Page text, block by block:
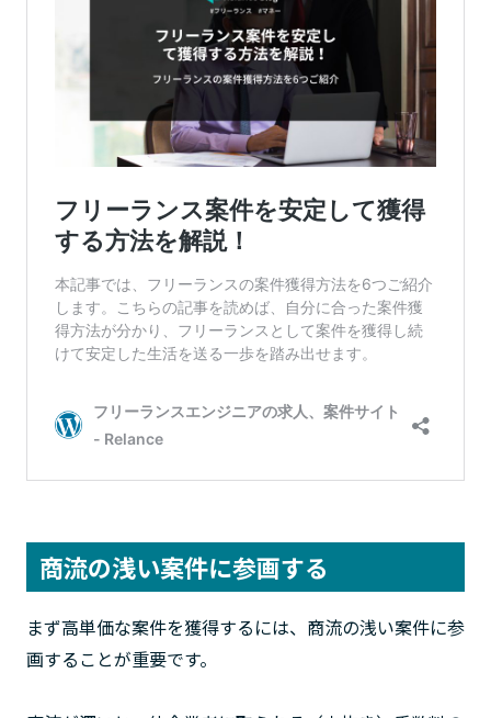
商流の浅い案件に参画する
まず高単価な案件を獲得するには、商流の浅い案件に参
画することが重要です。